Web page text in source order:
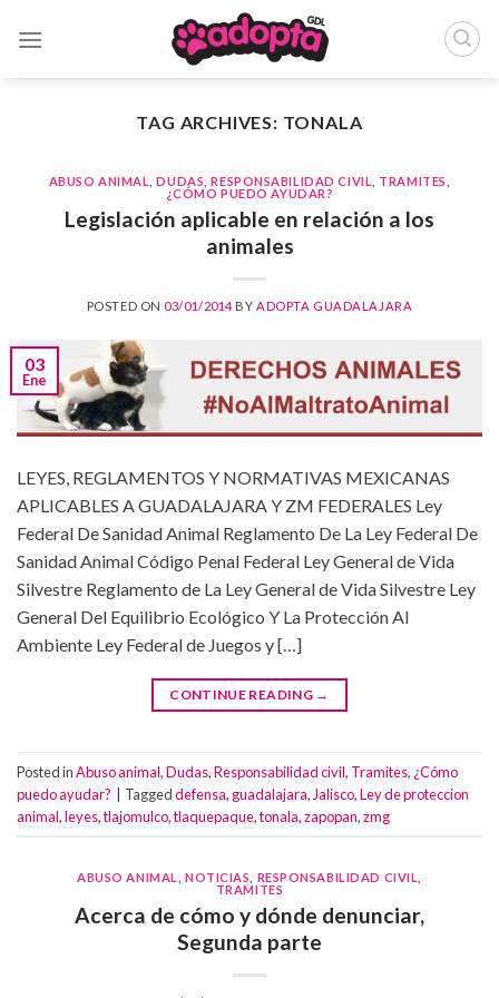
TAG ARCHIVES: TONALA
ABUSO ANIMAL ,DUDAS ,RESPONSABILIDAD CIVIL TRAMITES
¿CÓMO PUEDO AYUDAR?
Legislación aplicable en relación a los
animales
POSTED ON 03/01/2014BY ADOPTA GUADALAJARA
03
Ene
LEYES, REGLAMENTOS Y NORMATIVAS MEXICANAS
APLICABLES A GUADALAJARA Y ZM FEDERALES Ley
Federal De Sanidad Animal Reglamento De La Ley Federal De
Sanidad Animal Código Penal Federal Ley General de Vida
Silvestre Reglamento de La Ley General de Vida Silvestre Ley
General Del Equilibrio Ecológico Y La Protección Al
Ambiente Ley Federal de Juegos y […]
CONTINUE READING →
Posted inAbuso animal,Dudas,Responsabilidad civil, Tramites, ¿Cómo
puedo ayudar?
Taggeddefensa, guadalajara, Jalisco,Ley de proteccion
animal,leyes,tlajomulco,tlaquepaque,tonala,zapopan,zmg
ABUSO ANIMAL NOTICIAS RESPONSABILIDAD CIVIL
TRAMITES
Acerca de cómo y dónde denunciar,
Segunda parte